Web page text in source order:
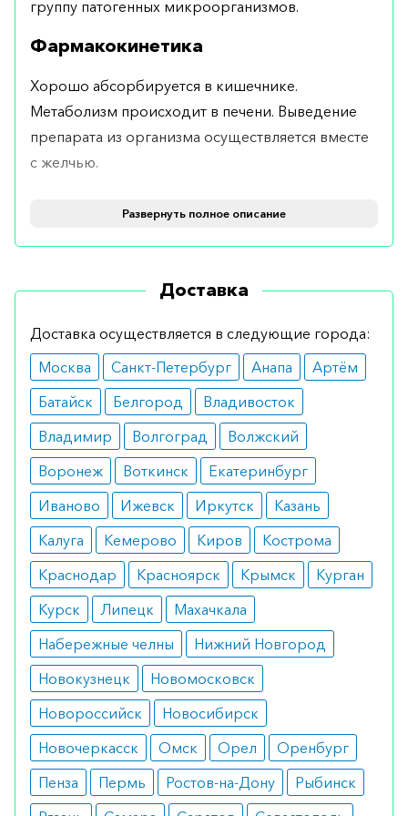
группу патогенных микроорганизмов.
Фармакокинетика
Хорошо абсорбируется в кишечнике.
Метаболизм происходит в печени. Выведение
препарата из организма осуществляется вместе
с желчью.
Выпускается в таблетках по 500 мг №16.
Применение и дозировка
1 г препарата 3–4 раза в сутки. Детям не
рекомендован прием таблетированной формы.
Показания
инфекции, вызванные стафилококком и
стрептококком;
гонококковые и менингококковые
инфекции;
пневмококковые инфекции;
сибирская язва;
столбняк;
коклюш;
уреаплазмоз;
микоплазмозы, хламидиозы.
Противопоказания
беременность;
лактация;
повышенная чувствительность к
компонентам.
Побочные реакции
диспептический синдром;
Развернуть полное описание
Доставка
Доставка осуществляется в следующие города:
Москва
Санкт-Петербург Анапа
Артём
Батайск
Белгород
Владивосток
Владимир
Волгоград
Волжский
Воронеж
Воткинск
Екатеринбург
Иваново
Ижевск Иркутск
Казань
Калуга
Кемерово Киров
Кострома
Краснодар
Красноярск Крымск
Курган
Курск
Липецк
Махачкала
Набережные челны
Нижний Новгород
Новокузнецк
Новомосковск
Новороссийск
Новосибирск
Новочеркасск
Омск Орел
Оренбург
Пенза
Пермь Ростов-на-Дону
Рыбинск